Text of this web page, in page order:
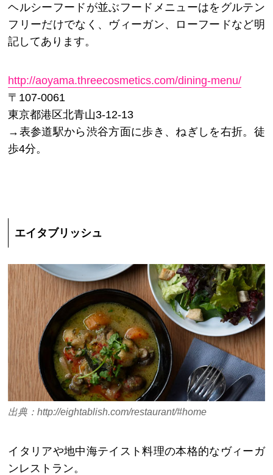
ヘルシーフードが並ぶフードメニューはをグルテン
フリーだけでなく、ヴィーガン、ローフードなど明
記してあります。
http://aoyama.threecosmetics.com/dining-menu/
〒107-0061
東京都港区北青山3-12-13
→表参道駅から渋谷方面に歩き、ねぎしを右折。徒
歩4分。
エイタブリッシュ
出典：http://eightablish.com/restaurant/#home
イタリアや地中海テイスト料理の本格的なヴィーガ
ンレストラン。